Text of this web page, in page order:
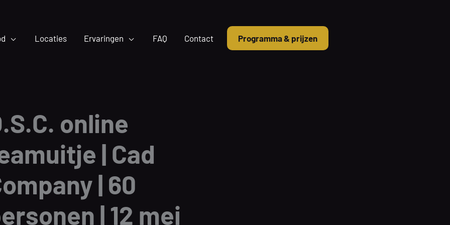
Locaties Ervaringen FAQ Contact Programma & prijzen
online
| Cad
| 60
| 12 mei